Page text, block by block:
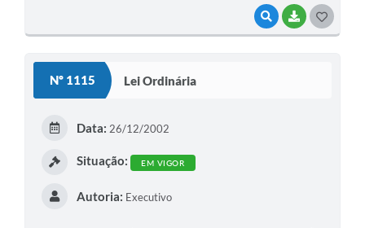
VISUALIZAR
BAIXAR
Nº 1115 Lei Ordinária
Data: 26/12/2002
Situação: EM VIGOR
Autoria: Executivo